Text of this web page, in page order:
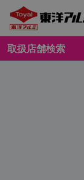
取扱店舗検索